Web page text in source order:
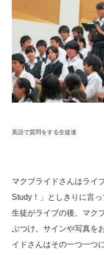
英語で質問をする生徒達
マクブライドさんはライ
Study！」としきりに言
生徒がライブの後、マク
ぶつけ、サインや写真を
イドさんはその一つ一つ